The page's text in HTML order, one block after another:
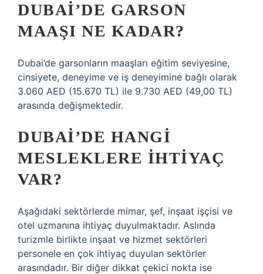
DUBAI’DE GARSON
MAAŞI NE KADAR?
Dubai’de garsonların maaşları eğitim seviyesine,
cinsiyete, deneyime ve iş deneyimine bağlı olarak
3.060 AED (15.670 TL) ile 9.730 AED (49,00 TL)
arasında değişmektedir.
DUBAI’DE HANGI
MESLEKLERE IHTIYAÇ
VAR?
Aşağıdaki sektörlerde mimar, şef, inşaat işçisi ve
otel uzmanına ihtiyaç duyulmaktadır. Aslında
turizmle birlikte inşaat ve hizmet sektörleri
personele en çok ihtiyaç duyulan sektörler
arasındadır. Bir diğer dikkat çekici nokta ise